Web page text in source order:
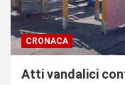
CRONACA
Atti vandalici